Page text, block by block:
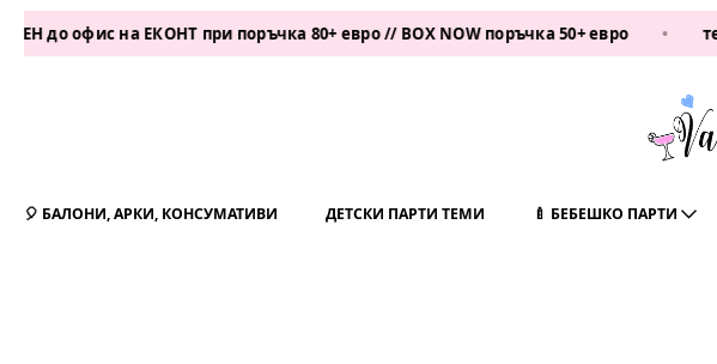
на ЕКОНТ при поръчка 80+ евро // BOX NOW поръчка 50+ евро •
🎈 БАЛОНИ, АРКИ, КОНСУМАТИВИ ДЕТСКИ ПАРТИ ТЕМИ 🍼 БЕБЕШКО ПАРТИ